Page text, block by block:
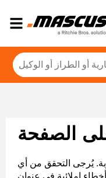
الصفحة
يُرجى التحقق من أي